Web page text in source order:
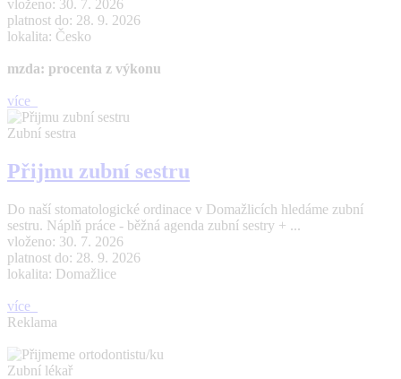
vloženo: 30. 7. 2026
platnost do: 28. 9. 2026
lokalita: Česko
mzda: procenta z výkonu
více
Zubní sestra
Přijmu zubní sestru
Do naší stomatologické ordinace v Domažlicích hledáme zubní
sestru. Náplň práce - běžná agenda zubní sestry + ...
vloženo: 30. 7. 2026
platnost do: 28. 9. 2026
lokalita: Domažlice
více
Reklama
Zubní lékař